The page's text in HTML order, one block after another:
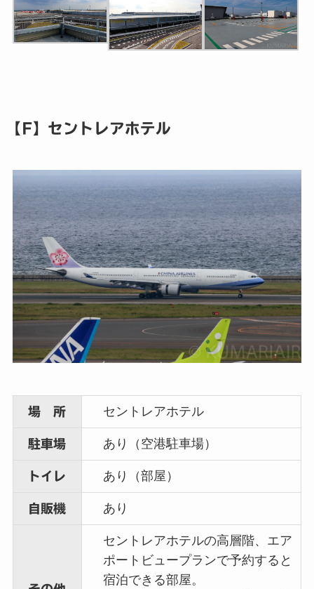
【F】セントレアホテル
場 所 セントレアホテル
駐車場 あり（空港駐車場）
トイレ あり（部屋）
自販機 あり
セントレアホテルの高層階、エア
ポートビュープランで予約すると
宿泊できる部屋。